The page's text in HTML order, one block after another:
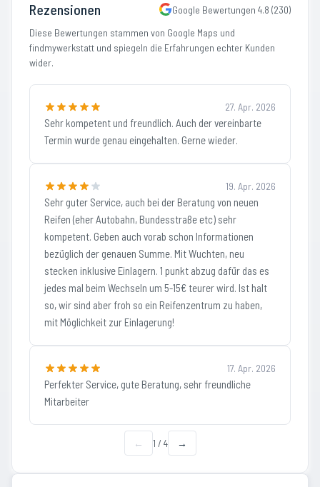
Rezensionen Google Bewertungen 4.8 (230)
Diese Bewertungen stammen von Google Maps und
findmywerkstatt und spiegeln die Erfahrungen echter Kunden
wider.
27. Apr. 2026
Sehr kompetent und freundlich. Auch der vereinbarte
Termin wurde genau eingehalten. Gerne wieder.
19. Apr. 2026
Sehr guter Service, auch bei der Beratung von neuen
Reifen (eher Autobahn, Bundesstraße etc) sehr
kompetent. Geben auch vorab schon Informationen
bezüglich der genauen Summe. Mit Wuchten, neu
stecken inklusive Einlagern. 1 punkt abzug dafür das es
jedes mal beim Wechseln um 5-15€ teurer wird. Ist halt
so, wir sind aber froh so ein Reifenzentrum zu haben,
mit Möglichkeit zur Einlagerung!
17. Apr. 2026
Perfekter Service, gute Beratung, sehr freundliche
Mitarbeiter
← 1 / 4 →